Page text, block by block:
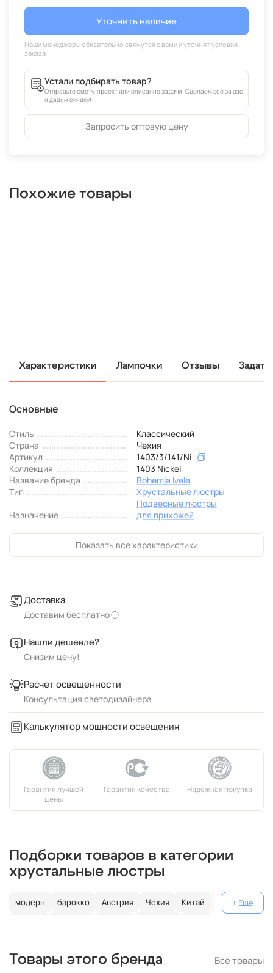
Уточнить наличие
Устали подбирать товар?
Отправьте смету, проект или описание задачи. Сделаем всё за вас
и дадим скидку!
Запросить оптовую цену
Похожие товары
Характеристики Лампочки Отзывы
Основные
Стиль
Классический
Страна
Чехия
Артикул
1403/3/141/Ni
Коллекция
1403 Nickel
Название бренда
Bohemia Ivele
Тип
Хрустальные люстры
Подвесные люстры
Назначение
для прихожей
Показать все характеристики
Доставка
Доставим бесплатно
Нашли дешевле?
Снизим цену!
Расчет освещенности
Консультация светодизайнера
Калькулятор мощности освещения
Подборки товаров в категории
хрустальные люстры
модерн барокко Австрия Чехия Китай
Германия
круглые
классические светодиодные
кольцо
Товары этого бренда Все товары